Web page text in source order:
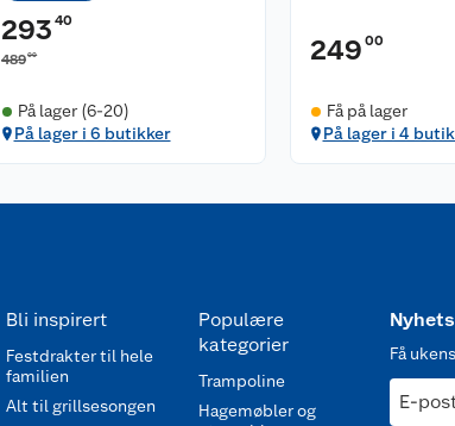
293 40
48900
På lager (6-20)
På lager i 6 butikker
249 00
Få på lager
På lager i 4
Bli inspirert
Festdrakter til hele
familien
Alt til grillsesongen
Populære
kategorier
Trampoline
Hagemøbler og
Få
E-